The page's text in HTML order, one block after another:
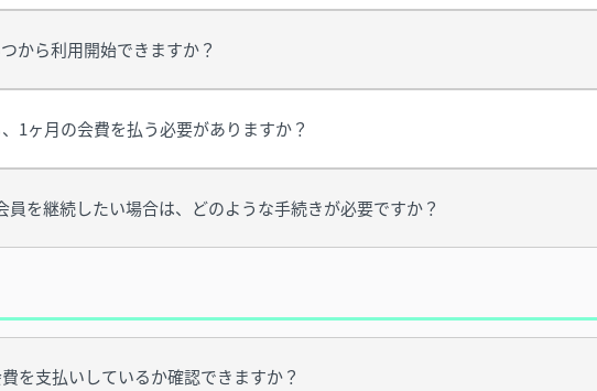
から利用開始できますか？
1ヶ月の会費を払う必要がありますか？
員を継続したい場合は、どのような手続きが必要ですか？
を支払いしているか確認できますか？